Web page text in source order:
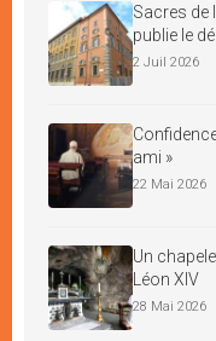
Sacres de
publie le
2 Juil 2026
ami »
22 Mai 2026
Un
Léon XIV
28 Mai 2026